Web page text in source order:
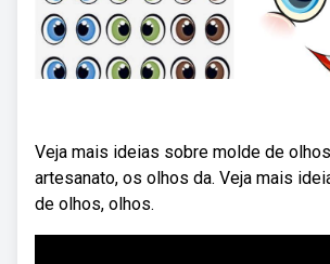
Veja mais ideias sobre molde de
artesanato, os olhos da. Veja mais
de olhos, olhos.